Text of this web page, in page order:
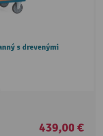
s drevenými
439,00 €